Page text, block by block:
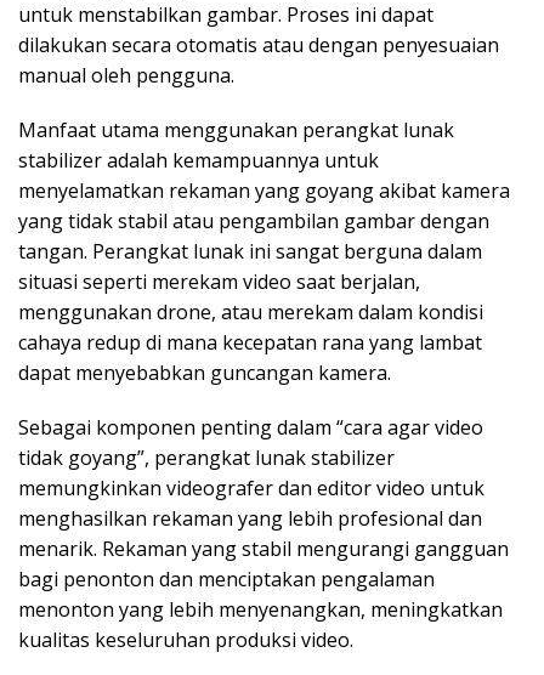
untuk menstabilkan gambar. Proses ini dapat
dilakukan secara otomatis atau dengan penyesuaian
manual oleh pengguna.
Manfaat utama menggunakan perangkat lunak
stabilizer adalah kemampuannya untuk
menyelamatkan rekaman yang goyang akibat kamera
yang tidak stabil atau pengambilan gambar dengan
tangan. Perangkat lunak ini sangat berguna dalam
situasi seperti merekam video saat berjalan,
menggunakan drone, atau merekam dalam kondisi
cahaya redup di mana kecepatan rana yang lambat
dapat menyebabkan guncangan kamera.
Sebagai komponen penting dalam “cara agar video
tidak goyang”, perangkat lunak stabilizer
memungkinkan videografer dan editor video untuk
menghasilkan rekaman yang lebih profesional dan
menarik. Rekaman yang stabil mengurangi gangguan
bagi penonton dan menciptakan pengalaman
menonton yang lebih menyenangkan, meningkatkan
kualitas keseluruhan produksi video.